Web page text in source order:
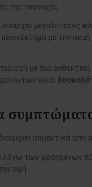
της περιοχής.
μεγαλύτερος
με την
με πιο
είναι
σημαντικά
λόγω των φραγμένων
αφή